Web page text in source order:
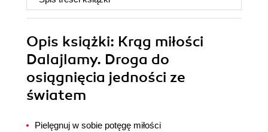
Opis książki: Krąg miłości
Dalajlamy. Droga do
osiągnięcia jedności ze
światem
Pielęgnuj w sobie potęgę miłości